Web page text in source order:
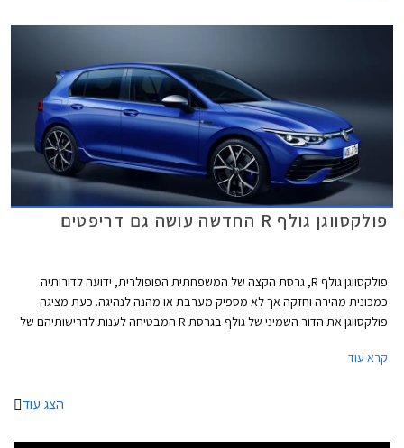
פולקסווגן גולף R החדשה עושה גם דריפטים
פולקסווגן גולף R, גרסת הקצה של המשפחתית הפופולרית, ידועה לדורותיה
כמכונית מהירה וחזקה אך לא מספיק מערבת או מהנה לנהיגה. כעת מציגה
פולקסווגן את הדור השמיני של גולף בגרסת R המבטיחה לענות לדרישותיהם של
קרא עוד
הצג עוד